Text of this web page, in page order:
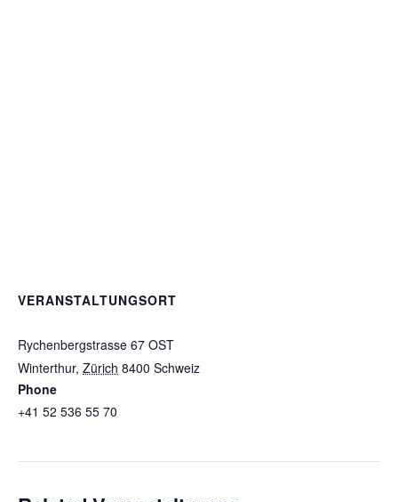
VERANSTALTUNGSORT
Rychenbergstrasse 67 OST
Winterthur, Zürich 8400 Schweiz
Phone
+41 52 536 55 70